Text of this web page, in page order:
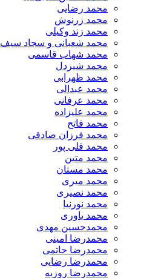
محمد رضایی
محمد زرنوش
محمد زند وکیلی
محمد شعبانی و سجاد سیف
محمد شهاب قاسمی
​محمد شیردل
محمد ظهرابی
محمد عبدالی
محمد عرفانی
محمد علیزاده
محمد فاتح
محمد فرزان صادقی
محمد قلی پور
محمد متین
محمد مستان
محمد میری
محمد نصیری
محمد نورنیا
محمد یاوری
محمدحسین مهدی
محمدرضا امینی
محمدرضا حاتمی
محمدرضا رضایی
محمدرضا روزبه